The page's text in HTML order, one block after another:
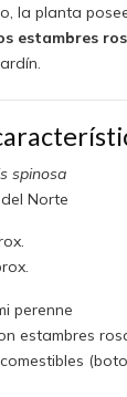
la planta
estambres
spinosa
Norte
perenne
estambres